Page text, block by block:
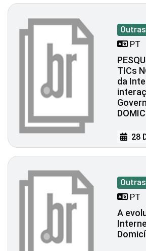
PT
TICs
da
28
PT
A